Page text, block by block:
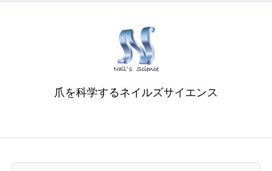
爪を科学するネイルズサイエンス